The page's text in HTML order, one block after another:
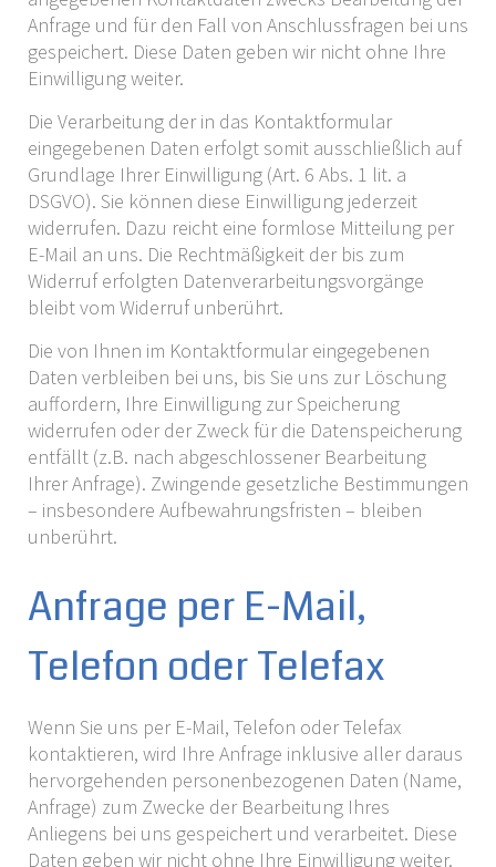
Anfrage und für den Fall von Anschlussfragen bei uns
gespeichert. Diese Daten geben wir nicht ohne Ihre
Einwilligung weiter.
Die Verarbeitung der in das Kontaktformular
eingegebenen Daten erfolgt somit ausschließlich auf
Grundlage Ihrer Einwilligung (Art. 6 Abs. 1 lit. a
DSGVO). Sie können diese Einwilligung jederzeit
widerrufen. Dazu reicht eine formlose Mitteilung per
E-Mail an uns. Die Rechtmäßigkeit der bis zum
Widerruf erfolgten Datenverarbeitungsvorgänge
bleibt vom Widerruf unberührt.
Die von Ihnen im Kontaktformular eingegebenen
Daten verbleiben bei uns, bis Sie uns zur Löschung
auffordern, Ihre Einwilligung zur Speicherung
widerrufen oder der Zweck für die Datenspeicherung
entfällt (z.B. nach abgeschlossener Bearbeitung
Ihrer Anfrage). Zwingende gesetzliche Bestimmungen
– insbesondere Aufbewahrungsfristen – bleiben
unberührt.
Anfrage per E-Mail,
Telefon oder Telefax
Wenn Sie uns per E-Mail, Telefon oder Telefax
kontaktieren, wird Ihre Anfrage inklusive aller daraus
hervorgehenden personenbezogenen Daten (Name,
Anfrage) zum Zwecke der Bearbeitung Ihres
Anliegens bei uns gespeichert und verarbeitet. Diese
Daten geben wir nicht ohne Ihre Einwilligung weiter.